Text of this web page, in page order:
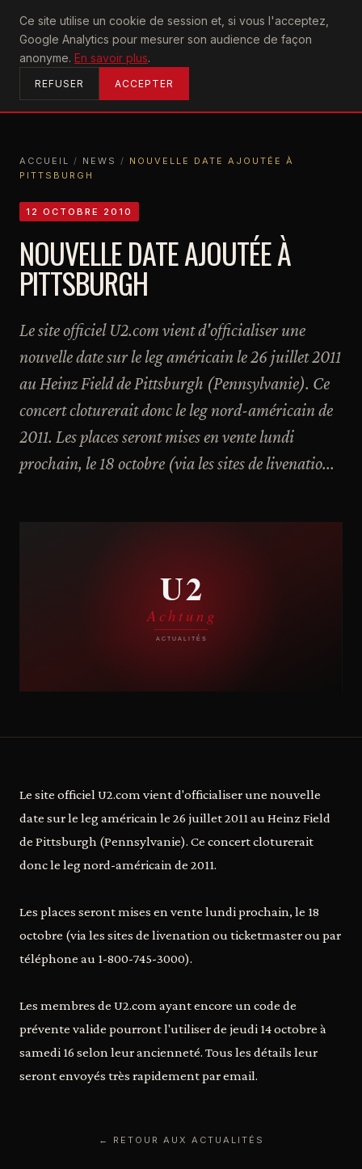
Ce site utilise un cookie de session et, si vous l'acceptez,
Google Analytics pour mesurer son audience de façon
anonyme. En savoir plus.
REFUSER ACCEPTER
U2achtung
ACCUEIL
ACCUEIL / NEWS / NOUVELLE DATE AJOUTÉE À
PITTSBURGH
12 OCTOBRE 2010
NOUVELLE DATE AJOUTÉE À
PITTSBURGH
Le site officiel U2.com vient d'officialiser une
nouvelle date sur le leg américain le 26 juillet 2011
au Heinz Field de Pittsburgh (Pennsylvanie). Ce
concert cloturerait donc le leg nord-américain de
2011. Les places seront mises en vente lundi
prochain, le 18 octobre (via les sites de livenatio...
Le site officiel U2.com vient d'officialiser une nouvelle
date sur le leg américain le 26 juillet 2011 au Heinz Field
de Pittsburgh (Pennsylvanie). Ce concert cloturerait
donc le leg nord-américain de 2011.
Les places seront mises en vente lundi prochain, le 18
octobre (via les sites de livenation ou ticketmaster ou par
téléphone au 1-800-745-3000).
Les membres de U2.com ayant encore un code de
prévente valide pourront l'utiliser de jeudi 14 octobre à
samedi 16 selon leur ancienneté. Tous les détails leur
seront envoyés très rapidement par email.
← RETOUR AUX ACTUALITÉS